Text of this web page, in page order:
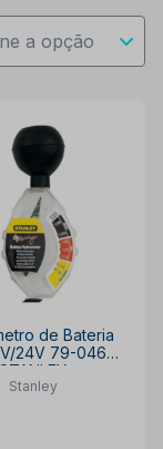
de Bateria
24V 79-046
STANLEY
Stanley